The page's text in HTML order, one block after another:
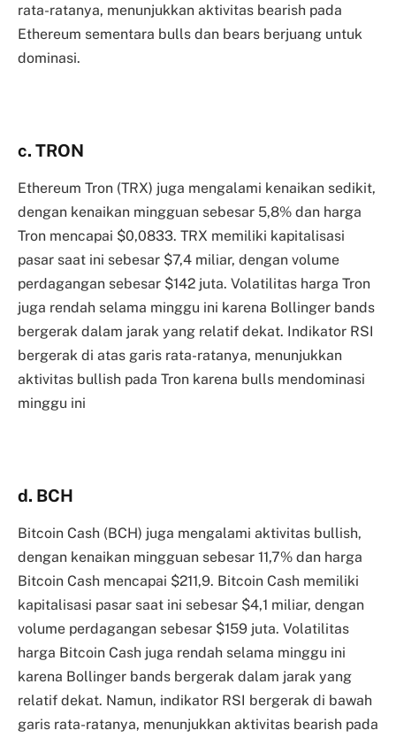
rata-ratanya, menunjukkan aktivitas bearish pada
Ethereum sementara bulls dan bears berjuang untuk
dominasi.
c. TRON
Ethereum Tron (TRX) juga mengalami kenaikan sedikit,
dengan kenaikan mingguan sebesar 5,8% dan harga
Tron mencapai $0,0833. TRX memiliki kapitalisasi
pasar saat ini sebesar $7,4 miliar, dengan volume
perdagangan sebesar $142 juta. Volatilitas harga Tron
juga rendah selama minggu ini karena Bollinger bands
bergerak dalam jarak yang relatif dekat. Indikator RSI
bergerak di atas garis rata-ratanya, menunjukkan
aktivitas bullish pada Tron karena bulls mendominasi
minggu ini
d. BCH
Bitcoin Cash (BCH) juga mengalami aktivitas bullish,
dengan kenaikan mingguan sebesar 11,7% dan harga
Bitcoin Cash mencapai $211,9. Bitcoin Cash memiliki
kapitalisasi pasar saat ini sebesar $4,1 miliar, dengan
volume perdagangan sebesar $159 juta. Volatilitas
harga Bitcoin Cash juga rendah selama minggu ini
karena Bollinger bands bergerak dalam jarak yang
relatif dekat. Namun, indikator RSI bergerak di bawah
garis rata-ratanya, menunjukkan aktivitas bearish pada